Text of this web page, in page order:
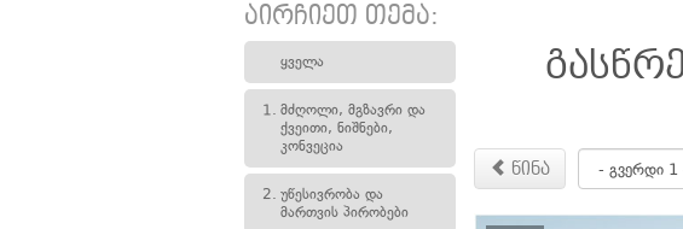
აირჩიეთ თემა:
ყველა
1. მძღოლი, მგზავრი და
ქვეითი, ნიშნები,
კონვეცია
2. უწესივრობა და
მართვის პირობები
წინა